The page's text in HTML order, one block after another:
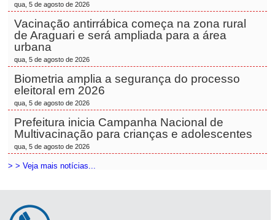
qua, 5 de agosto de 2026
Vacinação antirrábica começa na zona rural
de Araguari e será ampliada para a área
urbana
qua, 5 de agosto de 2026
Biometria amplia a segurança do processo
eleitoral em 2026
qua, 5 de agosto de 2026
Prefeitura inicia Campanha Nacional de
Multivacinação para crianças e adolescentes
qua, 5 de agosto de 2026
> > Veja mais notícias...